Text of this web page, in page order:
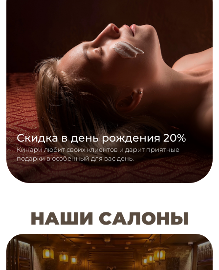
Скидка в день рождения 20%
Кинари любит своих клиентов и дарит приятные
подарки в особенный для вас день.
НАШИ САЛОНЫ